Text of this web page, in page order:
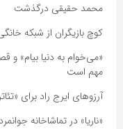
محمد حقیقی درگذشت
کوچ بازیگران از شبکه
«می‌خوام به دنیا بیام»
مهم است
آرزوهای ایرج راد برای
«ناریا» در تماشاخانه جوانمرد